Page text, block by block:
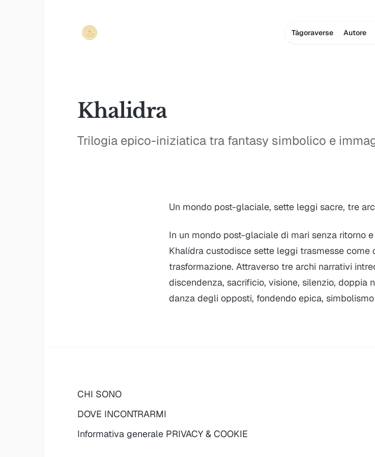
Tàgoraverse Autore
Khalidra
Trilogia epico-iniziatica tra fantasy simbolico e
Un mondo post-glaciale, sette leggi sacre, tre
In un mondo post-glaciale di mari senza ritorno
Khalídra custodisce sette leggi trasmesse come
trasformazione. Attraverso tre archi narrativi
discendenza, sacrificio, visione, silenzio, doppia
danza degli opposti, fondendo epica,
CHI SONO
DOVE INCONTRARMI
Informativa generale PRIVACY & COOKIE